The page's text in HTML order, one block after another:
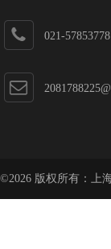
021-57853778
©2026 版权所有：上